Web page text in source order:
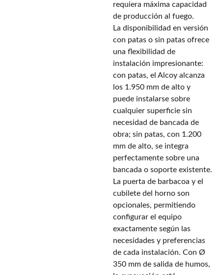
requiera máxima capacidad
de producción al fuego.
La disponibilidad en versión
con patas o sin patas ofrece
una flexibilidad de
instalación impresionante:
con patas, el Alcoy alcanza
los 1.950 mm de alto y
puede instalarse sobre
cualquier superficie sin
necesidad de bancada de
obra; sin patas, con 1.200
mm de alto, se integra
perfectamente sobre una
bancada o soporte existente.
La puerta de barbacoa y el
cubilete del horno son
opcionales, permitiendo
configurar el equipo
exactamente según las
necesidades y preferencias
de cada instalación. Con Ø
350 mm de salida de humos,